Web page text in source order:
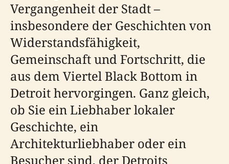
Vergangenheit der Stadt –
insbesondere der Geschichten von
Widerstandsfähigkeit,
Gemeinschaft und Fortschritt, die
aus dem Viertel Black Bottom in
Detroit hervorgingen. Ganz gleich,
ob Sie ein Liebhaber lokaler
Geschichte, ein
Architekturliebhaber oder ein
Besucher sind, der Detroits